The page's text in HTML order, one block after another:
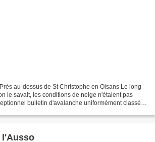
au-dessus de St Christophe en Oisans Le long
le savait, les conditions de neige n'étaient pas
bulletin d'avalanche uniformément classé
l'Ausso